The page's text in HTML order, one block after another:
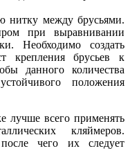
нитку между брусьями.
при выравнивании
Необходимо создать
крепления брусьев к
данного количества
положения
лучше всего применять
кляймеров.
чего их следует